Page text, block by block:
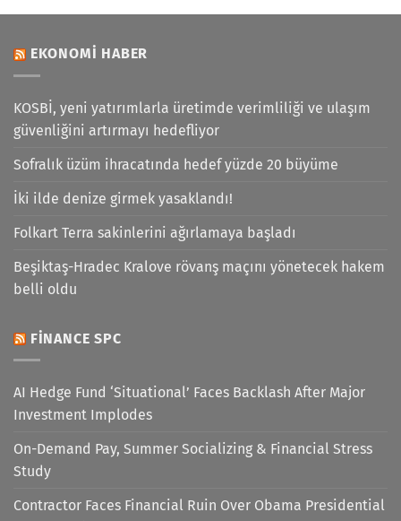
EKONOMI HABER
KOSBİ, yeni yatırımlarla üretimde verimliliği ve ulaşım
güvenliğini artırmayı hedefliyor
Sofralık üzüm ihracatında hedef yüzde 20 büyüme
İki ilde denize girmek yasaklandı!
Folkart Terra sakinlerini ağırlamaya başladı
Beşiktaş-Hradec Kralove rövanş maçını yönetecek hakem
belli oldu
FINANCE SPC
AI Hedge Fund ‘Situational’ Faces Backlash After Major
Investment Implodes
On-Demand Pay, Summer Socializing & Financial Stress
Study
Contractor Faces Financial Ruin Over Obama Presidential